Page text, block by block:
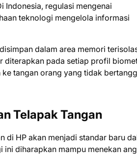
Indonesia, regulasi mengenai
teknologi mengelola informasi
dalam area memori
diterapkan pada setiap profil
tangan orang yang tidak
Telapak Tangan
di HP akan menjadi standar baru
diharapkan mampu menekan